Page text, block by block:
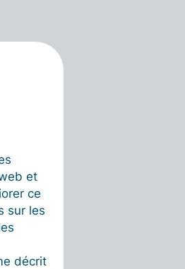
et
ce
sur les
décrit